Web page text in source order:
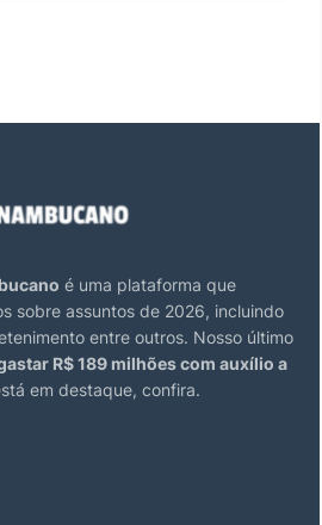
é uma plataforma que
sobre assuntos de 2026, incluindo
entre outros. Nosso último
R$ 189 milhões com auxílio a
em destaque, confira.